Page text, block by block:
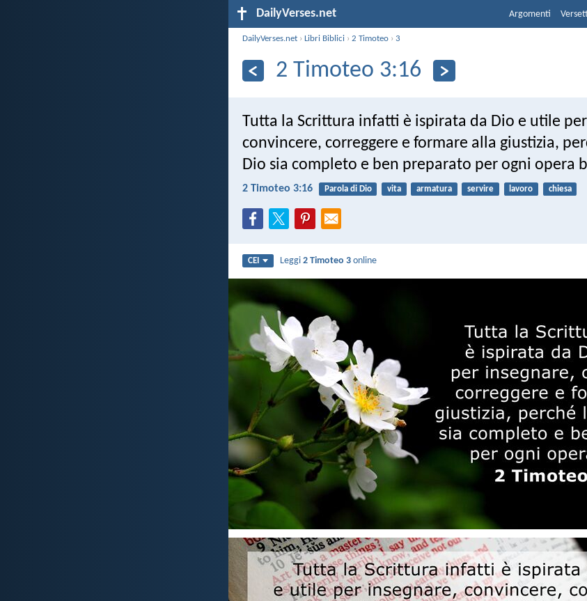
DailyVerses.net Argomenti
DailyVerses.net ›Libri Biblici ›2 Timoteo ›3
2 Timoteo 3:16
Tutta la Scrittura infatti è ispirata da Dio e utile
convincere, correggere e formare alla giustizia,
Dio sia completo e ben preparato per ogni opera
2 Timoteo 3:16 Parola di Dio vita armatura servire lavoro chiesa
CEI Leggi2 Timoteo 3 online